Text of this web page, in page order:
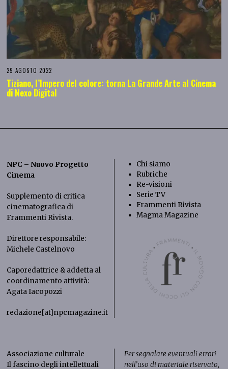
29 AGOSTO 2022
Tiziano, l’Impero del colore: torna La Grande Arte al Cinema
di Nexo Digital
NPC – Nuovo Progetto
Cinema
Supplemento di critica
cinematografica di
Frammenti Rivista.
Direttore responsabile:
Michele Castelnovo
Caporedattrice & addetta al
coordinamento attività:
Agata Iacopozzi
redazione[at]npcmagazine.it
Chi siamo
Rubriche
Re-visioni
Serie TV
Frammenti Rivista
Magma Magazine
Associazione culturale
Il fascino degli intellettuali
Per segnalare eventuali errori
nell’uso di materiale riservato,